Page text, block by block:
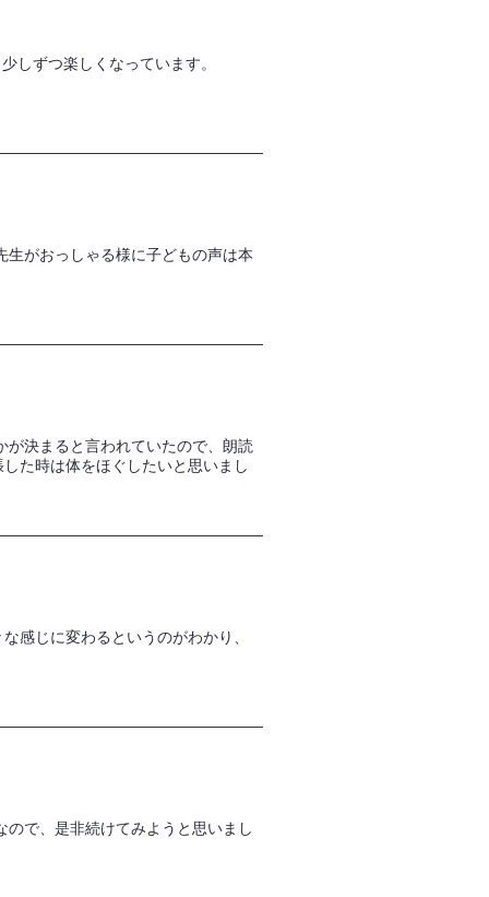
しずつ楽しくなっています。
がおっしゃる様に子どもの声は本
決まると言われていたので、朗読
た時は体をほぐしたいと思いまし
感じに変わるというのがわかり、
で、是非続けてみようと思いまし